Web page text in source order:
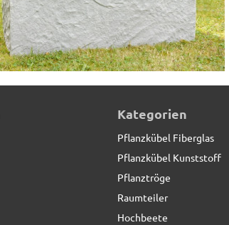
Kategorien
Pflanzkübel Fiberglas
Pflanzkübel Kunststoff
Pflanztröge
Raumteiler
Hochbeete